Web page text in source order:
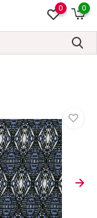
0 0